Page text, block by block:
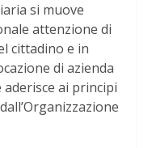
si muove
attenzione di
cittadino e in
di azienda
ai principi